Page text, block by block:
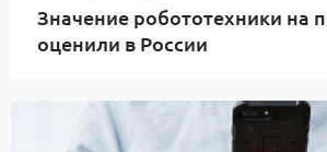
Значение робототехники на
оценили в России